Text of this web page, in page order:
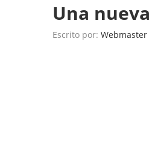
Una
Escrito por: Webmaster